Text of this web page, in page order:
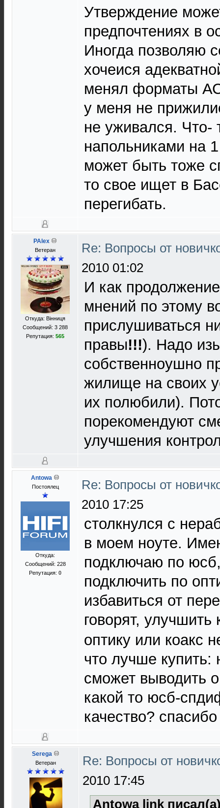
Утверждение
предпочтениях в
Иногда позволяю
хочеися
менял форматы
у меня не
не уживался. Что-
напольниками на
может быть тоже
то свое ищет в
перегибать.
PAlex
Ветеран
Откуда: Вінниця
Сообщений: 3 288
Репутация: 565
Re: Вопросы от
2010 01:02
И как
мнений по этому
прислушиваться
правы!!!). Надо
собственноушно
жилище на своих
их полюбили).
порекомендуют
улучшения
Antowa
Постоялец
Откуда:
Сообщений: 228
Репутация: 0
Re: Вопросы от
2010 17:25
столкнулся с
в моем ноуте.
подключаю по
подключить по
избавиться от
говорят, улучшить
оптику или коакс
что лучше купить:
сможет выводить
какой то юсб-
качество? спасибо
Serega
Ветеран
Re: Вопросы от
2010 17:45
Antowa link